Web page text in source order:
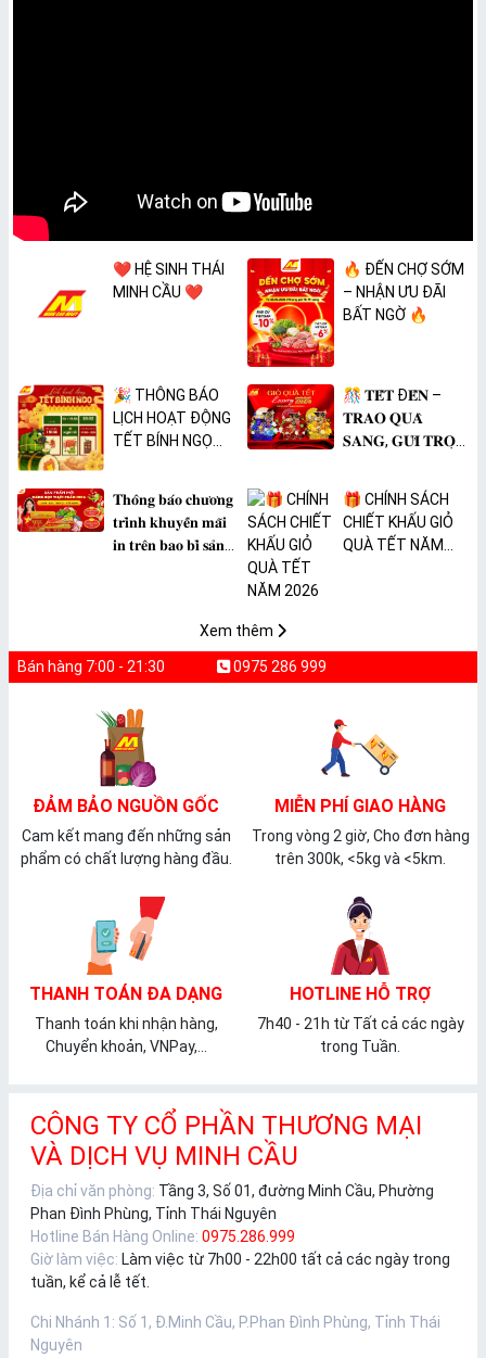
❤️ HỆ SINH THÁI
MINH CẦU ❤️
🔥 ĐẾN CHỢ SỚM
– NHẬN ƯU ĐÃI
BẤT NGỜ 🔥
🎉 THÔNG BÁO
LỊCH HOẠT ĐỘNG
TẾT BÍNH NGỌ
🎊 𝐓𝐄̂́𝐓 Đ𝐄̂́𝐍 –
𝐓𝐑𝐀𝐎 𝐐𝐔𝐀̀
𝐒𝐀𝐍𝐆, 𝐆𝐔̛̉𝐈 𝐓𝐑𝐎̣𝐍
𝐓𝐡𝐨̂𝐧𝐠 𝐛𝐚́𝐨 𝐜𝐡𝐮̛𝐨̛𝐧𝐠
𝐭𝐫𝐢̀𝐧𝐡 𝐤𝐡𝐮𝐲𝐞̂́𝐧 𝐦𝐚̃𝐢
𝐢𝐧 𝐭𝐫𝐞̂𝐧 𝐛𝐚𝐨 𝐛𝐢̀ 𝐬𝐚̉𝐧
🎁 CHÍNH SÁCH
CHIẾT KHẤU GIỎ
QUÀ TẾT NĂM
Xem thêm
Bán hàng 7:00 - 21:30 0975 286 999
ĐẢM BẢO NGUỒN GỐC
Cam kết mang đến những sản
phẩm có chất lượng hàng đầu.
MIỄN PHÍ GIAO HÀNG
Trong vòng 2 giờ, Cho đơn hàng
trên 300k, <5kg và <5km.
THANH TOÁN ĐA DẠNG
Thanh toán khi nhận hàng,
Chuyển khoản, VNPay,...
HOTLINE HỖ TRỢ
7h40 - 21h từ Tất cả các ngày
trong Tuần.
CÔNG TY CỔ PHẦN THƯƠNG MẠI
VÀ DỊCH VỤ MINH CẦU
Địa chỉ văn phòng: Tầng 3, Số 01, đường Minh Cầu, Phường
Phan Đình Phùng, Tỉnh Thái Nguyên
Hotline Bán Hàng Online: 0975.286.999
Giờ làm việc: Làm việc từ 7h00 - 22h00 tất cả các ngày trong
tuần, kể cả lễ tết.
Chi Nhánh 1 : Số 1, Đ.Minh Cầu, P.Phan Đình Phùng, Tỉnh Thái
Nguyên